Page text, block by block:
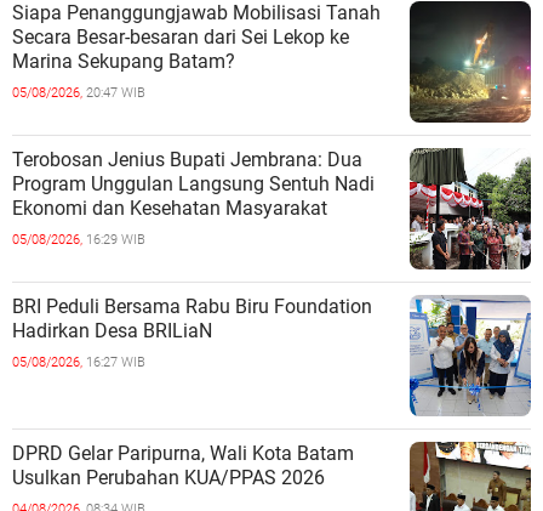
Siapa Penanggungjawab Mobilisasi Tanah
Secara Besar-besaran dari Sei Lekop ke
Marina Sekupang Batam?
05/08/2026, 20:47 WIB
Terobosan Jenius Bupati Jembrana: Dua
Program Unggulan Langsung Sentuh Nadi
Ekonomi dan Kesehatan Masyarakat
05/08/2026, 16:29 WIB
BRI Peduli Bersama Rabu Biru Foundation
Hadirkan Desa BRILiaN
05/08/2026, 16:27 WIB
DPRD Gelar Paripurna, Wali Kota Batam
Usulkan Perubahan KUA/PPAS 2026